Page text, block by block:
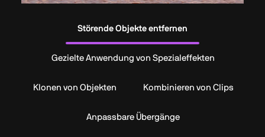
Störende Objekte entfernen
Gezielte Anwendung von Spezialeffekten
Klonen von Objekten Kombinieren von Clips
Anpassbare Übergänge